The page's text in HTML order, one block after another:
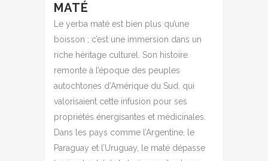
MATÉ
Le yerba maté est bien plus qu’une
boisson ; c’est une immersion dans un
riche héritage culturel. Son histoire
remonte à l’époque des peuples
autochtones d’Amérique du Sud, qui
valorisaient cette infusion pour ses
propriétés énergisantes et médicinales.
Dans les pays comme l’Argentine, le
Paraguay et l’Uruguay, le maté dépasse